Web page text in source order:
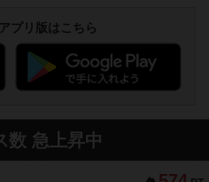
プリ版はこちら
数 急上昇中